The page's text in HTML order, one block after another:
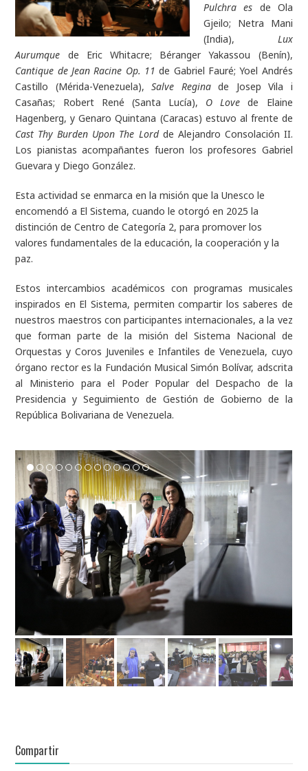
Pulchra es de Ola
Gjeilo; Netra Mani
(India), Lux
Aurumque de Eric Whitacre; Béranger Yakassou (Benín),
Cantique de Jean Racine Op. 11 de Gabriel Fauré; Yoel Andrés
Castillo (Mérida-Venezuela),Salve Reginade Josep Vila i
Casañas; Robert René (Santa Lucía), O Love de Elaine
Hagenberg, y Genaro Quintana (Caracas) estuvo al frente de
Cast Thy Burden Upon The Lordde Alejandro Consolación II.
Los pianistas acompañantes fueron los profesores Gabriel
Guevara y Diego González.
Esta actividad se enmarca en la misión que la Unesco le
encomendó a El Sistema, cuando le otorgó en 2025 la
distinción de Centro de Categoría 2, para promover los
valores fundamentales de la educación, la cooperación y la
paz.
Estos intercambios académicos con programas musicales
inspirados en El Sistema, permiten compartir los saberes de
nuestros maestros con participantes internacionales, a la vez
que forman parte de la misión del Sistema Nacional de
Orquestas y Coros Juveniles e Infantiles de Venezuela, cuyo
órgano rector es la Fundación Musical Simón Bolívar, adscrita
al Ministerio para el Poder Popular del Despacho de la
Presidencia y Seguimiento de Gestión de Gobierno de la
República Bolivariana de Venezuela.
Compartir